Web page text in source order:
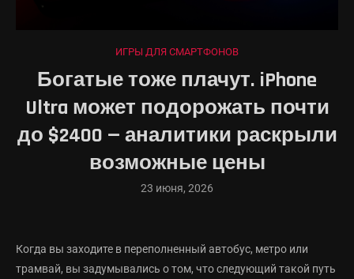
ИГРЫ ДЛЯ СМАРТФОНОВ
Богатые тоже плачут. iPhone
Ultra может подорожать почти
до $2400 — аналитики раскрыли
возможные цены
23 июня, 2026
Когда вы заходите в переполненный автобус, метро или
трамвай, вы задумывались о том, что следующий такой путь